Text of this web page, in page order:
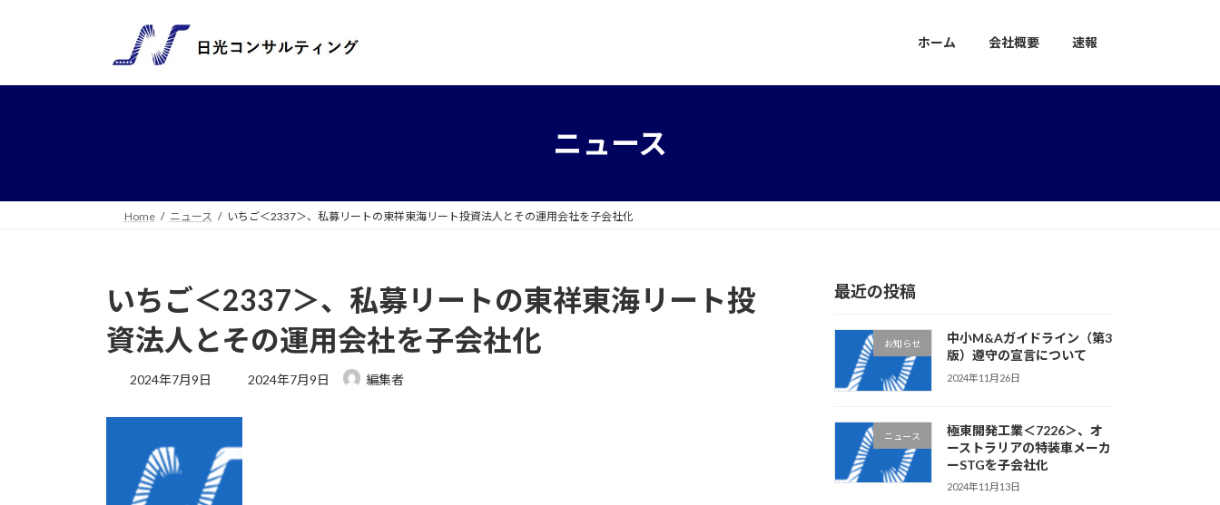
プ
動
ホーム 会社概要 速報
ニュース
Home ニュース いちご＜2337＞、私募リートの東祥東海リート投資法人とその運用会社を子会社化
いちご＜2337＞、私募リートの東祥東海リート投
資法人とその運用会社を子会社化
2024年7月9日
最
2024年7月9日 編集者
最近の投稿
お知らせ
中小M&Aガイドライン（第3
版）遵守の宣言について
2024年11月26日
ニュース
極東開発工業＜7226＞、オ
ーストラリアの特装車メーカ
ーSTGを子会社化
2024年11月13日